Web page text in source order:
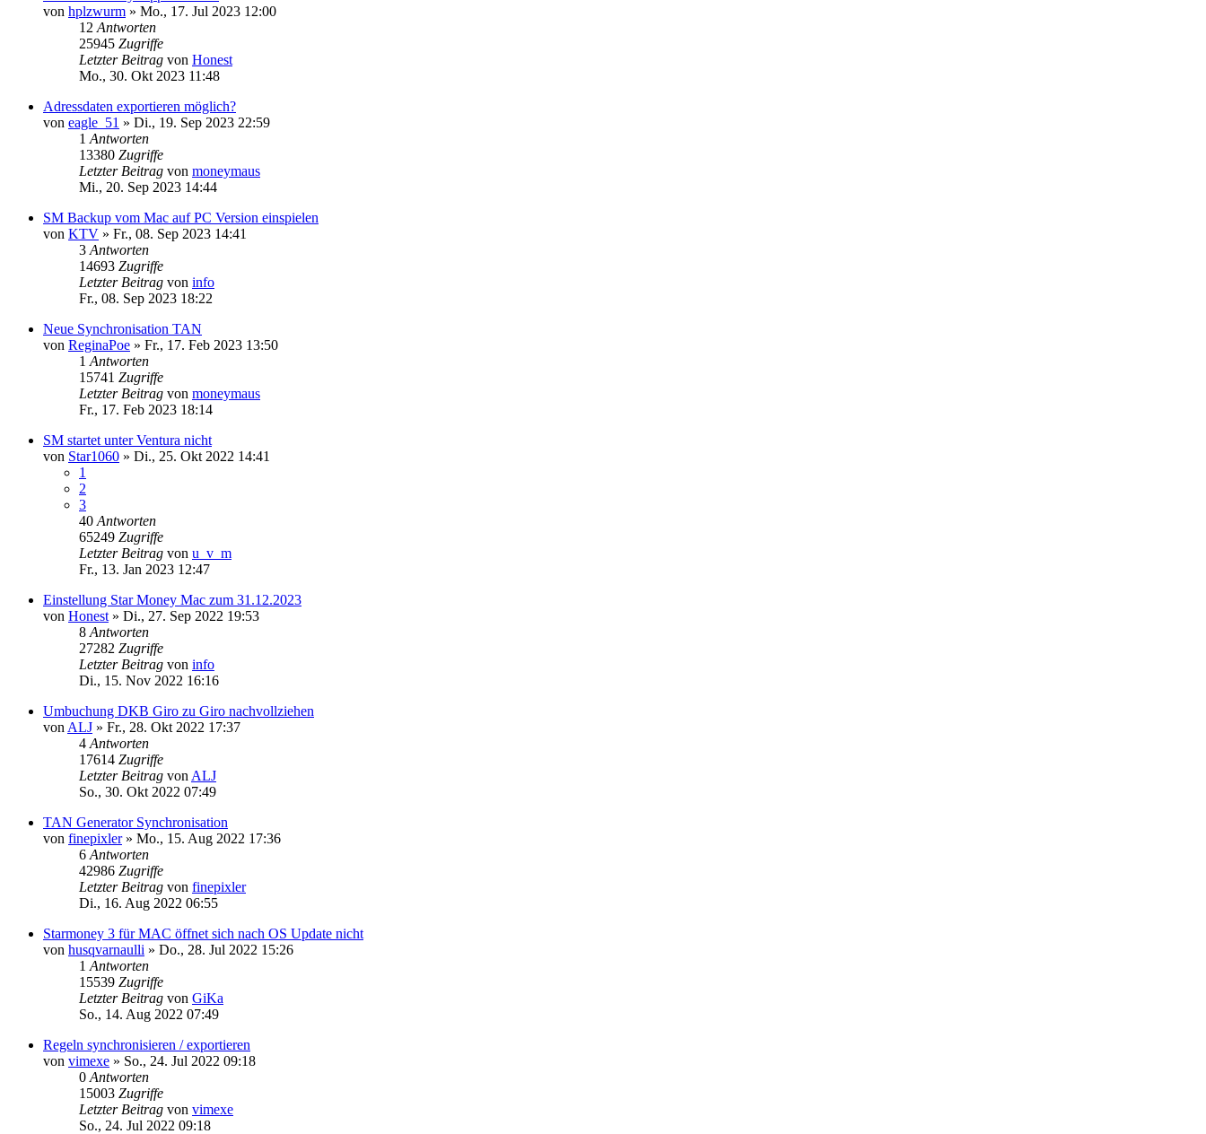
von hplzwurm » Mo., 17. Jul 2023 12:00
12 Antworten
25945 Zugriffe
Letzter Beitrag von Honest
Mo., 30. Okt 2023 11:48
Adressdaten exportieren möglich?
von eagle_51 » Di., 19. Sep 2023 22:59
1 Antworten
13380 Zugriffe
Letzter Beitrag von moneymaus
Mi., 20. Sep 2023 14:44
SM Backup vom Mac auf PC Version einspielen
von KTV » Fr., 08. Sep 2023 14:41
3 Antworten
14693 Zugriffe
Letzter Beitrag von info
Fr., 08. Sep 2023 18:22
Neue Synchronisation TAN
von ReginaPoe » Fr., 17. Feb 2023 13:50
1 Antworten
15741 Zugriffe
Letzter Beitrag von moneymaus
Fr., 17. Feb 2023 18:14
SM startet unter Ventura nicht
von Star1060 » Di., 25. Okt 2022 14:41
1
2
3
40 Antworten
65249 Zugriffe
Letzter Beitrag von u_v_m
Fr., 13. Jan 2023 12:47
Einstellung Star Money Mac zum 31.12.2023
von Honest » Di., 27. Sep 2022 19:53
8 Antworten
27282 Zugriffe
Letzter Beitrag von info
Di., 15. Nov 2022 16:16
Umbuchung DKB Giro zu Giro nachvollziehen
von ALJ » Fr., 28. Okt 2022 17:37
4 Antworten
17614 Zugriffe
Letzter Beitrag von ALJ
So., 30. Okt 2022 07:49
TAN Generator Synchronisation
von finepixler» Mo., 15. Aug 2022 17:36
6 Antworten
42986 Zugriffe
Letzter Beitrag von finepixler
Di., 16. Aug 2022 06:55
Starmoney 3 für MAC öffnet sich nach OS Update nicht
von husqvarnaulli » Do., 28. Jul 2022 15:26
1 Antworten
15539 Zugriffe
Letzter Beitrag von GiKa
So., 14. Aug 2022 07:49
Regeln synchronisieren / exportieren
von vimexe » So., 24. Jul 2022 09:18
0 Antworten
15003 Zugriffe
Letzter Beitrag von vimexe
So., 24. Jul 2022 09:18